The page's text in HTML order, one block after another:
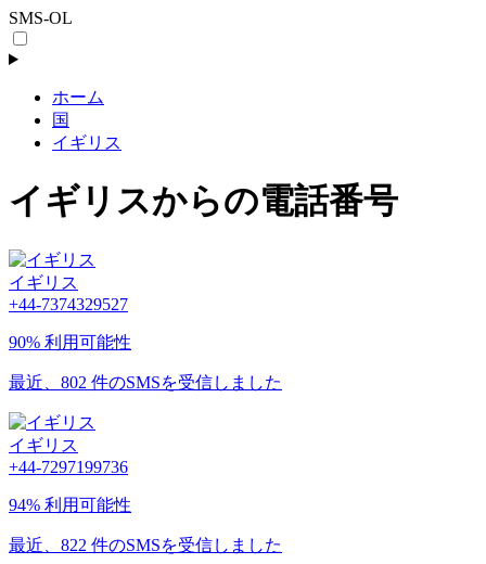
SMS-OL
ホーム
国
イギリス
イギリスからの電話番号
イギリス
+44-7374329527
90% 利用可能性
最近、802 件のSMSを受信しました
イギリス
+44-7297199736
94% 利用可能性
最近、822 件のSMSを受信しました